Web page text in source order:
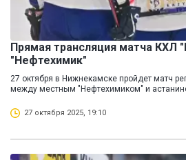
Прямая трансляция матча КХЛ
"Нефтехимик"
27 октября в Нижнекамске пройдет матч
между местным "Нефтехимиком" и
27 октября 2025, 19:10